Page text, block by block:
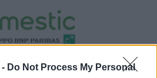
Do Not Process My Personal